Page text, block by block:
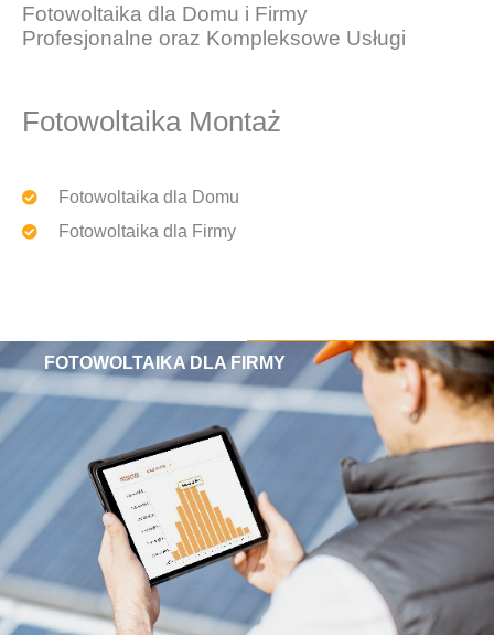
Fotowoltaika dla Domu i Firmy
Profesjonalne oraz Kompleksowe Usługi
Fotowoltaika Montaż
Fotowoltaika dla Domu
Fotowoltaika dla Firmy
FOTOWOLTAIKA DLA FIRMY